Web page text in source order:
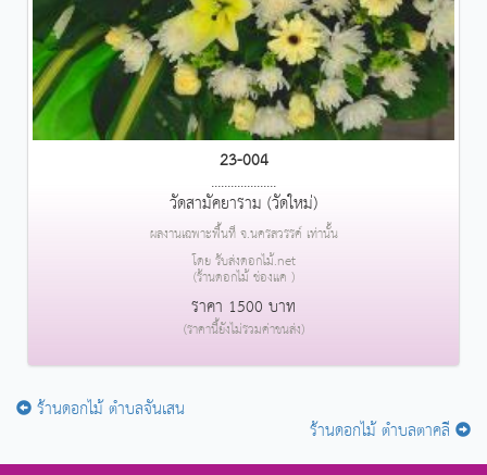
23-004
....................
วัดสามัคยาราม (วัดใหม่)
ผลงานเฉพาะพื้นที่ จ.นครสวรรค์ เท่านั้น
โดย รับส่งดอกไม้.net
(ร้านดอกไม้ ช่องแค )
ราคา 1500 บาท
(ราคานี้ยังไม่รวมค่าขนส่ง)
ร้านดอกไม้ ตำบลจันเสน
ร้านดอกไม้ ตำบลตาคลี